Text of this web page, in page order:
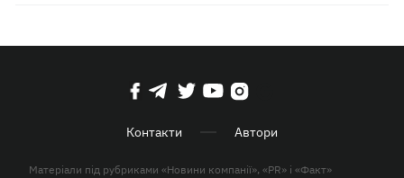
Контакти Автори
Матеріали під рубриками «Новини компанії», «PR» і «Факт»